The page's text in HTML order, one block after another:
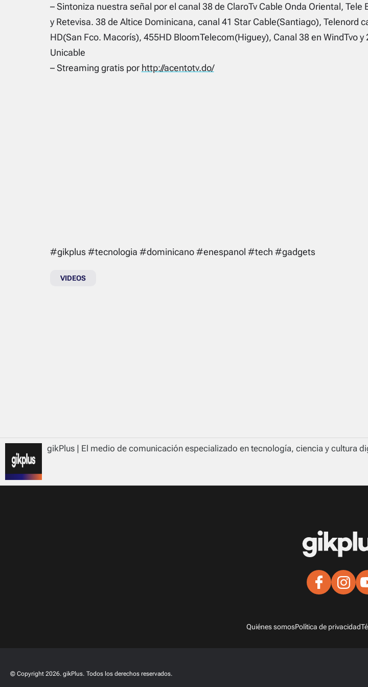
– Sintoniza nuestra señal por el canal 38 de ClaroTv Cable Onda Oriental, Tele
y Retevisa. 38 de Altice Dominicana, canal 41 Star Cable(Santiago), Telenord
HD(San Fco. Macorís), 455HD BloomTelecom(Higuey), Canal 38 en WindTvo y
Unicable
– Streaming gratis por http://acentotv.do/
#gikplus #tecnologia #dominicano #enespanol #tech #gadgets
VIDEOS
gikPlus | El medio de comunicación especializado en tecnología, ciencia y cultura
Quiénes somosPolítica de privacidad
© Copyright 2026. gikPlus. Todos los derechos reservados.